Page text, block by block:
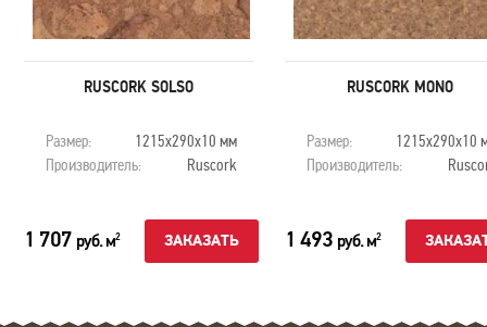
RUSCORK SOLSO
Размер:
1215х290х10 мм
Производитель:
Ruscork
1 707 руб. м2 ЗАКАЗАТЬ
RUSCORK MONO
Размер:
1215х290х10
Производитель:
1 493 руб. м2